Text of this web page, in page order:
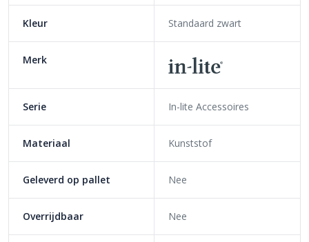
Heeft u een in-lite grondspot met een doorsnede van 22 mm,
gebruik dan SPIKE 22.
Deze nieuwkomers zorgen ervoor dat
grondspots zoals de Fusion, Hyve, Puck en
Flux eenvoudig en stabiel in losse ondergrond
geplaatst kunnen worden!
Verwerking van grondspots in gras, grind en aarde behoort
dankzij deze grondpennen tot de mogelijkheden.
Kleur Standaard zwart
Merk
Serie In-lite Accessoires
Materiaal Kunststof
Geleverd op pallet Nee
Overrijdbaar Nee